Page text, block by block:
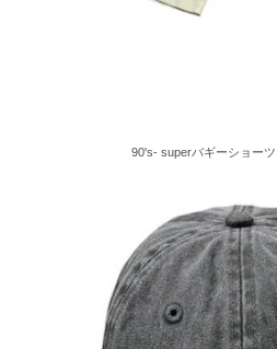
90's- superバギーショーツ